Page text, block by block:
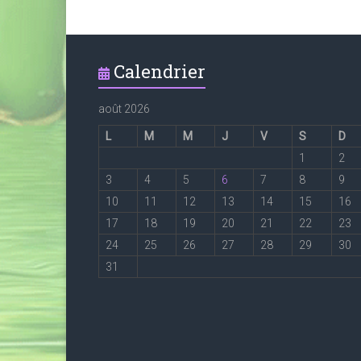
Calendrier
août 2026
L M M J V S
D
1
2
3
4 5 6 7 8
9
10
11 12 13 14 15
16
17
18 19 20 21 22
23
24
25 26 27 28 29
30
31